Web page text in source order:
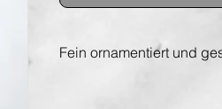
Fein ornamentiert und